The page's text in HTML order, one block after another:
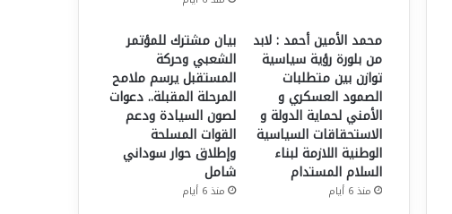
محمد الأمين أحمد : لابد
من بلورة رؤية سياسية
توازن بين متطلبات
الصمود العسكري و
الأمني لحماية الدولة و
الاستحقاقات السياسية
الوطنية اللازمة لبناء
السلام المستدام
منذ 6 أيام
بيان مشترك للمؤتمر
الشعبي وحركة
المستقبل يرسم ملامح
المرحلة المقبلة.. دعوات
لصون السيادة ودعم
القوات المسلحة
وإطلاق حوار سوداني
شامل
منذ 6 أيام